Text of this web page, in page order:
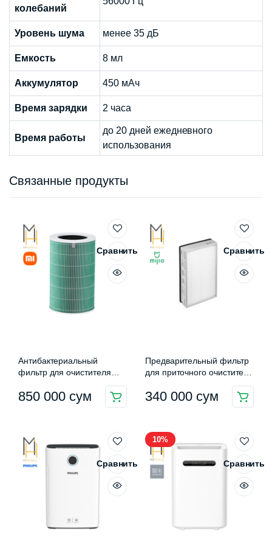
колебаний
Уровень шума менее 35 дБ
Емкость 8 мл
Аккумулятор 450 мАч
Время зарядки 2 часа
Время работы
до 20 дней ежедневного
использования
Связанные продукты
Сравнить
Антибактериальный
фильтр для очистителя
воздуха Xiaomi Smart Air
Purifier 4 Pro Filter (M15R-
850 000 сум
Сравнить
Предварительный фильтр
для приточного очистителя
300G1-FL-M (для MJXFJ-
340 000 сум
Сравнить
10%
Сравнить